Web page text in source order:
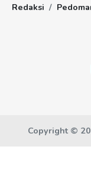
Redaksi
Copyright ©